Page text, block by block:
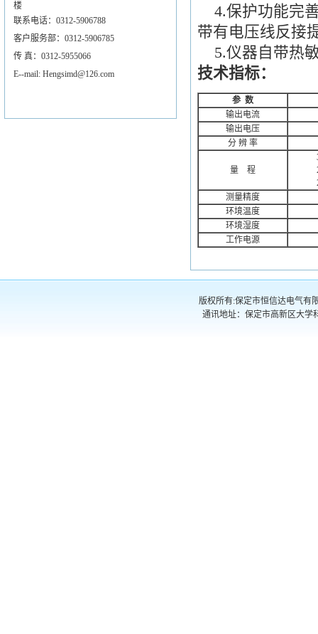
楼
联系电话：0312-5906788
客户服务部：0312-5906785
传 真：0312-5955066
E--mail: Hengsimd@126.com
4.保护功能完
带有电压线反接
5.仪器自带热
技术指标：
参 数
输出电流
输出电压
分 辨 率
量 程
测量精度
环境温度
环境湿度
工作电源
版权所有:保定市恒信达电气有
通讯地址：保定市高新区大学